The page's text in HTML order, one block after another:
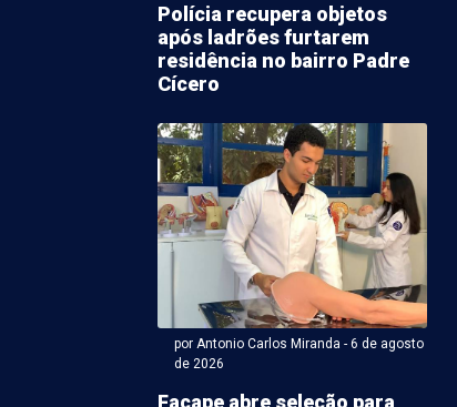
Polícia recupera objetos
após ladrões furtarem
residência no bairro Padre
Cícero
por Antonio Carlos Miranda - 6 de agosto
de 2026
causada por queima
incomoda moradores
continua levando transtornos a comunidades de
dessa vez, ocorreu na Avenida Nordeste, numa